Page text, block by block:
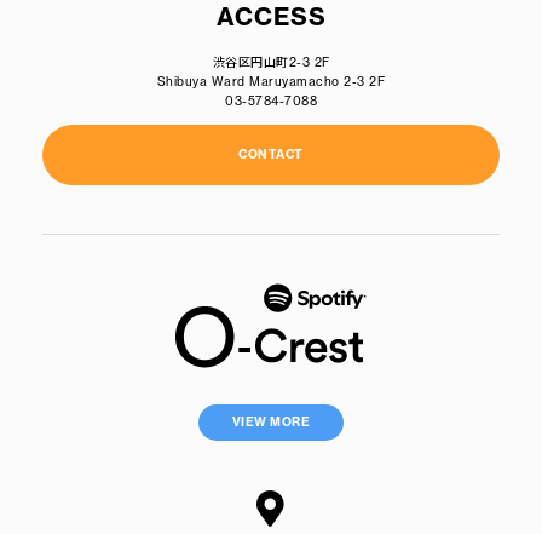
ACCESS
渋谷区円山町2-3 2F
Shibuya Ward Maruyamacho 2-3 2F
03-5784-7088
CONTACT
VIEW MORE